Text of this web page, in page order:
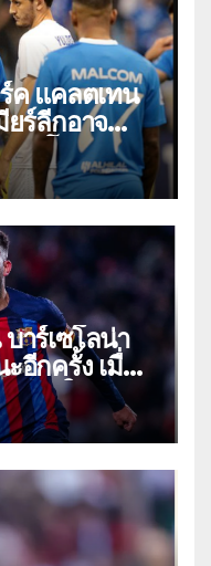
ค แคลตเทน
ยร์ลีกอาจ
อลโลก’
าร์เซโลน่า
อีกครั้ง เมื่อ
ซบีย่าในลีก